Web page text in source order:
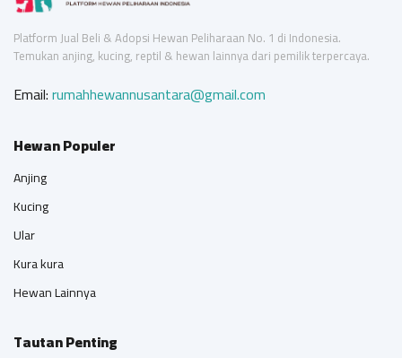
Platform Jual Beli & Adopsi Hewan Peliharaan No. 1 di Indonesia.
Temukan anjing, kucing, reptil & hewan lainnya dari pemilik terpercaya.
Email:rumahhewannusantara@gmail.com
Hewan Populer
Anjing
Kucing
Ular
Kura kura
Hewan Lainnya
Tautan Penting